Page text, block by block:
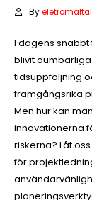
By
I dagens
blivit
tidsuppföljning
framgångsrika
Men hur kan
innovationerna
riskerna? Låt
för